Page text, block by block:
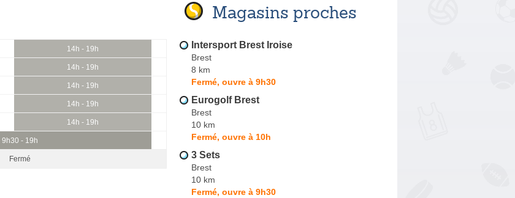
14h - 19h
14h - 19h
14h - 19h
14h - 19h
14h - 19h
9h30 - 19h
Fermé
Magasins proches
Intersport Brest Iroise
Brest
8 km
Fermé, ouvre à 9h30
Eurogolf Brest
Brest
10 km
Fermé, ouvre à 10h
3 Sets
Brest
10 km
Fermé, ouvre à 9h30